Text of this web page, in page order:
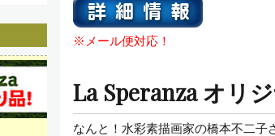
※メール便対応！
La Speranza オリ
なんと！水彩素描画家の橋本不二子